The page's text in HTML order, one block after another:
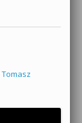
Tomasz